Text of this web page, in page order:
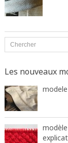
Les nouveaux